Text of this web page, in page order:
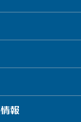
報